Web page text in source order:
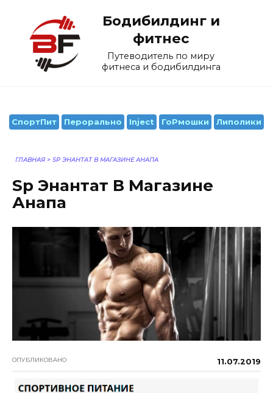
содержанию
Бодибилдинг и
фитнес
Путеводитель по миру
фитнеса и бодибилдинга
СпортПит Перорально Inject ГоРмошки Липолики
ГЛАВНАЯ > SP ЭНАНТАТ В МАГАЗИНЕ АНАПА
Sp Энантат В Магазине
Анапа
ОПУБЛИКОВАНО 11.07.2019